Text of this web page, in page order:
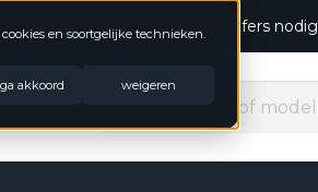
en soortgelijke technieken.
akkoord weigeren
geld terug Geen jaarcijfers nodig